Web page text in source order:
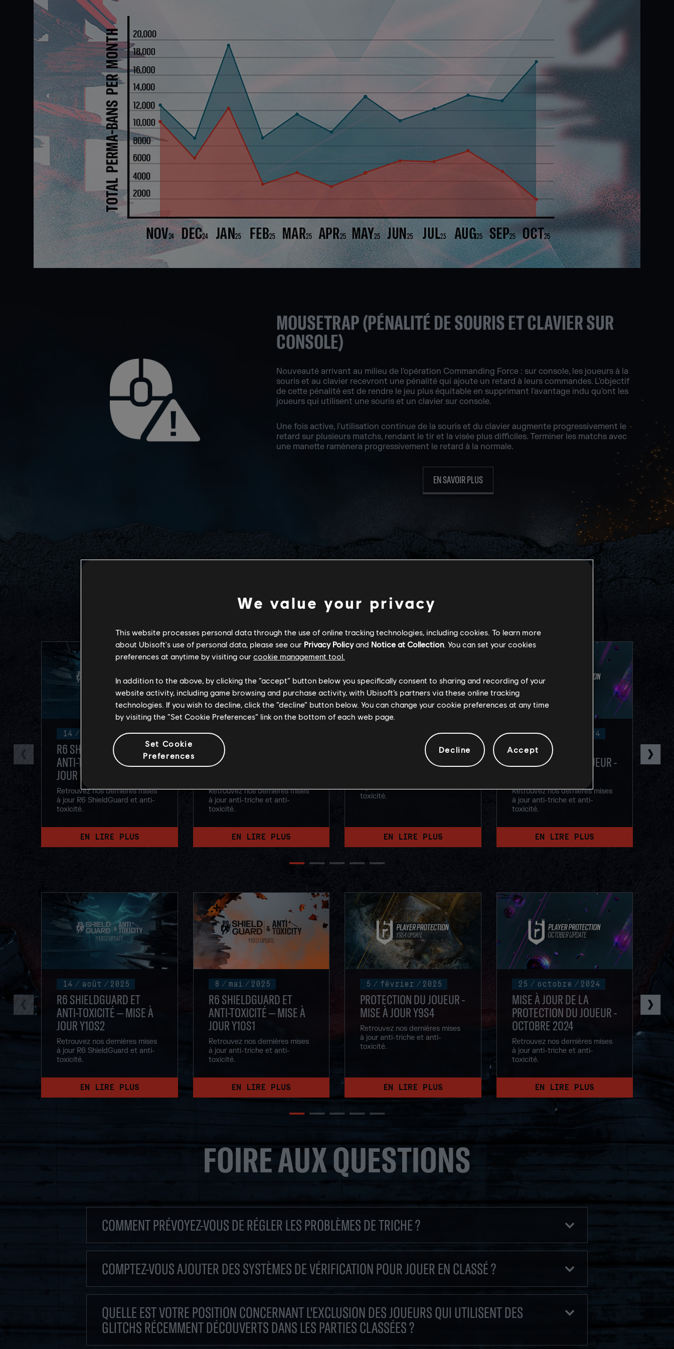
MOUSETRAP (PÉNALITÉ DE SOURIS ET CLAVIER SUR
CONSOLE)
Nouveauté arrivant au milieu de l'opération Commanding Force : sur console, les joueurs à la
souris et au clavier recevront une pénalité qui ajoute un retard à leurs commandes. L'objectif
de cette pénalité est de rendre le jeu plus équitable en supprimant l'avantage indu qu'ont les
joueurs qui utilisent une souris et un clavier sur console.
Une fois active, l'utilisation continue de la souris et du clavier augmente progressivement le
retard sur plusieurs matchs, rendant le tir et la visée plus difficiles. Terminer les matchs avec
une manette ramènera progressivement le retard à la normale.
EN SAVOIR PLUS
DERNIÈRES ACTUS SUR L'ANTI-TRICHE
14 / 2025
R6 SHIELDGUARD ET
ANTI-TOXICITÉ – MISE À
JOUR Y10S2
Retrouvez nos dernières mises
à jour R6 ShieldGuard et anti-
toxicité.
EN LIRE PLUS
8
R6 SHIELDGUARD ET
ANTI-TOXICITÉ – MISE À
Retrouvez nos dernières mises
à jour anti-triche et anti-
toxicité.
EN LIRE PLUS
2025
PROTECTION DU JOUEUR -
MISE À JOUR Y9S4
à jour anti-triche et anti-
toxicité.
EN LIRE PLUS
25 / octobre 2024
MISE À JOUR DE LA
PROTECTION DU JOUEUR -
Retrouvez nos dernières mises
à jour anti-triche et anti-
toxicité.
EN LIRE PLUS
14 / août / 2025
R6 SHIELDGUARD ET
ANTI-TOXICITÉ – MISE À
JOUR Y10S2
Retrouvez nos dernières mises
à jour R6 ShieldGuard et anti-
toxicité.
EN LIRE PLUS
8 / mai / 2025
R6 SHIELDGUARD ET
ANTI-TOXICITÉ – MISE À
JOUR Y10S1
Retrouvez nos dernières mises
à jour anti-triche et anti-
toxicité.
EN LIRE PLUS
5 / février / 2025
PROTECTION DU JOUEUR -
MISE À JOUR Y9S4
Retrouvez nos dernières mises
à jour anti-triche et anti-
toxicité.
EN LIRE PLUS
25 / octobre / 2024
MISE À JOUR DE LA
PROTECTION DU JOUEUR -
OCTOBRE 2024
Retrouvez nos dernières mises
à jour anti-triche et anti-
toxicité.
EN LIRE PLUS
FOIRE AUX QUESTIONS
COMMENT PRÉVOYEZ-VOUS DE RÉGLER LES PROBLÈMES DE TRICHE ?
COMPTEZ-VOUS AJOUTER DES SYSTÈMES DE VÉRIFICATION POUR JOUER EN CLASSÉ ?
QUELLE EST VOTRE POSITION CONCERNANT L'EXCLUSION DES JOUEURS QUI UTILISENT DES
GLITCHS RÉCEMMENT DÉCOUVERTS DANS LES PARTIES CLASSÉES ?
We value your privacy
This website processes personal data through the use of online tracking technologies, including cookies. To learn more
about Ubisoft's use of personal data, please see our Privacy Policyand Notice at Collection. You can set your cookies
preferences at anytime by visiting our cookie management tool.
In addition to the above, by clicking the “accept” button below you specifically consent to sharing and recording of your
website activity, including game browsing and purchase activity, with Ubisoft’s partners via these online tracking
technologies. If you wish to decline, click the “decline” button below. You can change your cookie preferences at any time
by visiting the “Set Cookie Preferences” link on the bottom of each web page.
Set Cookie
Preferences
Decline Accept